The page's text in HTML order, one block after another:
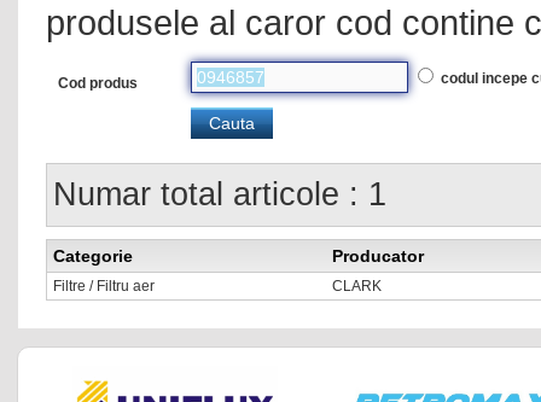
produsele al caror cod contine
Cod produs codul incepe
Numar total articole : 1
Categorie Producator
Filtre / Filtru aer CLARK